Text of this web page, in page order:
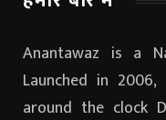
Anantawaz is a
Launched in
around the clock